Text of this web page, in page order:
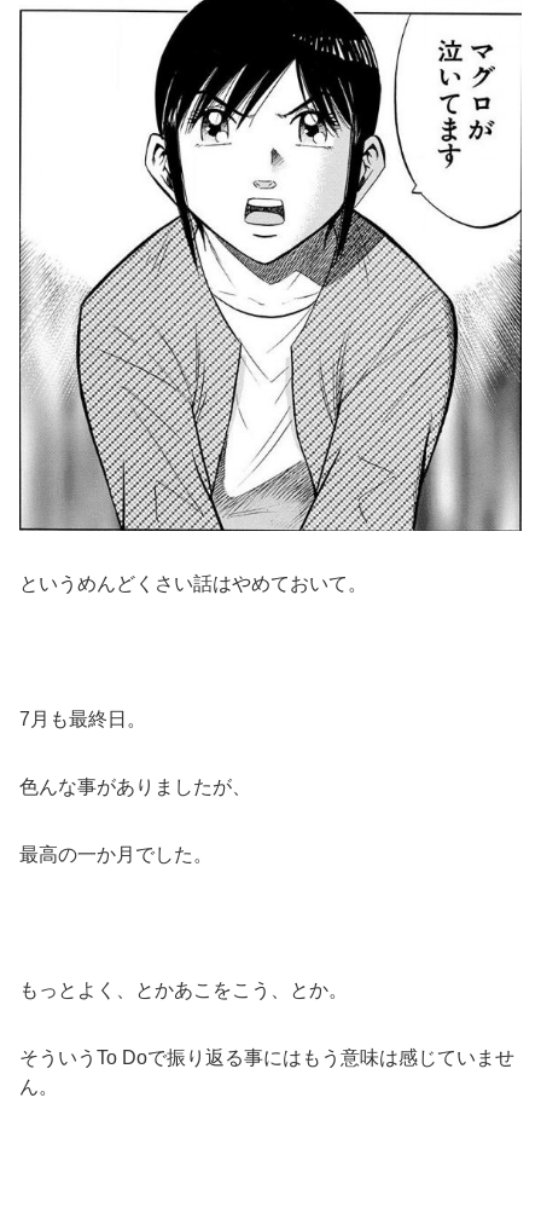
というめんどくさい話はやめておいて。
7月も最終日。
色んな事がありましたが、
最高の一か月でした。
もっとよく、とかあこをこう、とか。
そういうTo Doで振り返る事にはもう意味は感じていませ
ん。